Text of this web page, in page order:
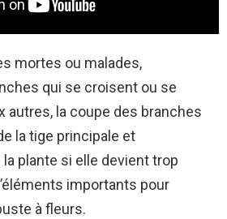
mortes ou malades,
qui se croisent ou se
autres, la coupe des branches
la tige principale et
la plante si elle devient trop
importants pour
à fleurs.